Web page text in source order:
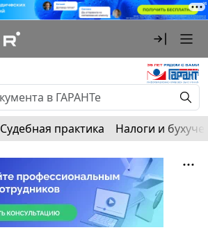
Судебная практика Налоги и